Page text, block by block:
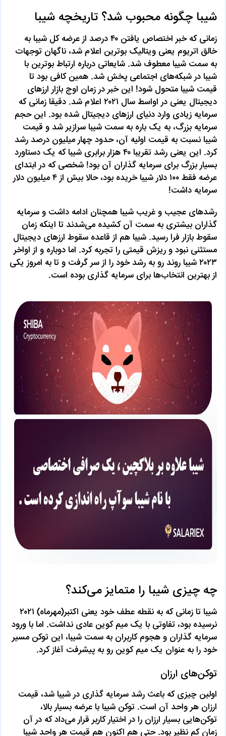
شیبا چگونه محبوب شد؟ تاریخچه شیبا
زمانی که خبر اختصاص یافتن ۴۰ درصد از عرضه کل شیبا به
خالق اتریوم یعنی ویتالیک بوترین اعلام شد، ناگهان توجهات
به سمت شیبا معطوف شد. شایعاتی درباره ارتباط بوترین با
شیبا در شبکه‌های اجتماعی پخش شد. همین کافی بود تا
قیمت شیبا متحول شود! این خبر در زمان اوج بازار ارزهای
دیجیتال یعنی در اواسط سال ۲۰۲۱ اعلام شد. دقیقا زمانی که
سرمایه زیادی وارد دنیای ارزهای دیجیتال شده بود. این حجم
سرمایه بزرگ، به یک باره به سمت شیبا سرازیر شد و قیمت
شیبا نسبت به قیمت اولیه آن، حدود چهار میلیون درصد رشد
کرد. این یعنی رشد تقریبا ۴۰ هزار برابری شیبا که یک دستاورد
بسیار بزرگ برای سرمایه گذاران آن بود! شخصی که در ابتدای
عرضه فقط ۱۰۰ دلار شیبا خریده بود، حالا بیش از ۴ میلیون دلار
سرمایه داشت!
رشد‌های عجیب و غریب شیبا همچنان ادامه داشت و سرمایه
گذاران بیشتری به سمت آن کشیده می‌شدند تا اینکه زمان
سقوط بازار فرا رسید. شیبا هم از قاعده سقوط ارزهای دیجیتال
مستثنی نبود و ریزش قیمتی را تجربه کرد. اما دوباره و از اواخر
۲۰۲۳ شیبا روند رو به رشد خود را از سر گرفت و تا به امروز یکی
از بهترین انتخاب‌ها برای سرمایه گذاری بوده است.
چه چیزی شیبا را متمایز می‌کند؟
شیبا تا زمانی که به نقطه عطف خود یعنی اکتبر(مهرماه) ۲۰۲۱
نرسیده بود، تفاوتی با یک میم کوین عادی نداشت. اما با ورود
سرمایه گذاران و هجوم کاربران به سمت شیبا، این توکن مسیر
خود را به عنوان یک میم کوین رو به پیشرفت آغاز کرد.
توکن‌های ارزان
اولین چیزی که باعث رشد سرمایه گذاری در شیبا شد، قیمت
ارزان هر واحد آن است. توکن شیبا با عرضه بسیار بالا،
توکن‌هایی بسیار ارزان را در اختیار کاربر قرار می‌داد که در آن
زمان کم نظیر بود. حتی هم اکنون هم قیمت هر واحد شیبا